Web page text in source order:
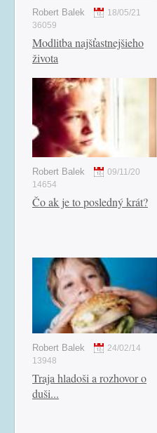
Robert Balek
18/05/21
36059
Modlitba najšťastnejšieho
života
Robert Balek
09/11/20
14654
Čo ak je to posledný krát?
Robert Balek
24/02/14
13948
Traja hladoši a rozhovor o
duši...